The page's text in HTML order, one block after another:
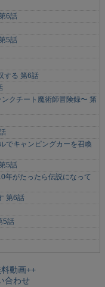
6話
5話
する 第6話
クチート魔術師冒険録〜 第
でキャンピングカーを召喚
5話
年がたったら伝説になって
第6話
5話
動画++
合わせ